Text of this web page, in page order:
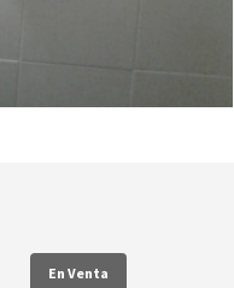
En Venta